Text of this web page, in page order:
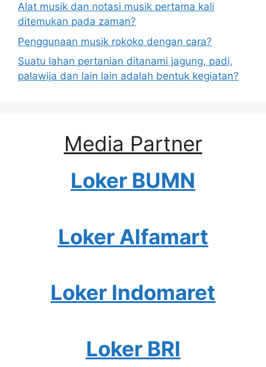
Alat musik dan notasi musik pertama kali
ditemukan pada zaman?
Penggunaan musik rokoko dengan cara?
Suatu lahan pertanian ditanami jagung, padi,
palawija dan lain lain adalah bentuk kegiatan?
Media Partner
Loker BUMN
Loker Alfamart
Loker Indomaret
Loker BRI